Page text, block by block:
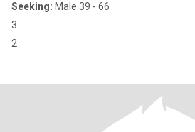
Seeking: Male 39 - 66
3
2